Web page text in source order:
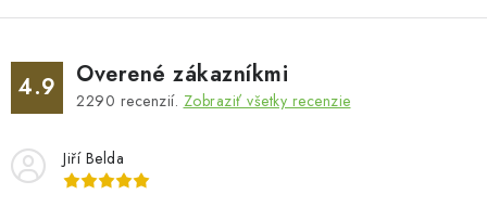
k
v
ý
i
s
4.9 Overené zákazníkmi
2290 recenzií. Zobraziť všetky recenzie
Jiří Belda